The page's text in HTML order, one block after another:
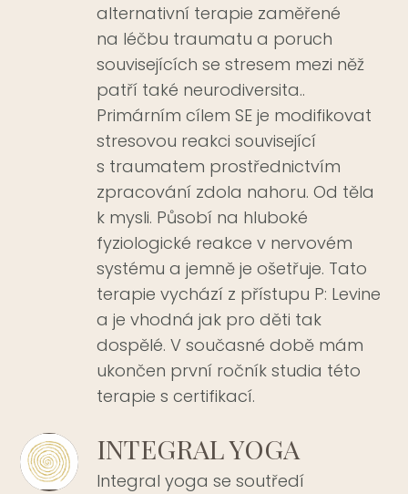
alternativní terapie zaměřené
na léčbu traumatu a poruch
souvisejících se stresem mezi něž
patří také neurodiversita..
Primárním cílem SE je modifikovat
stresovou reakci související
s traumatem prostřednictvím
zpracování zdola nahoru. Od těla
k mysli. Působí na hluboké
fyziologické reakce v nervovém
systému a jemně je ošetřuje. Tato
terapie vychází z přístupu P: Levine
a je vhodná jak pro děti tak
dospělé. V současné době mám
ukončen první ročník studia této
terapie s certifikací.
INTEGRAL YOGA
Integral yoga se soutředí